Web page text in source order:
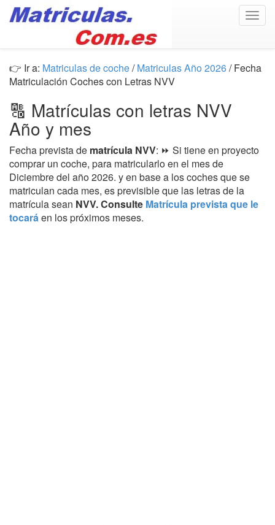
👉 Ir a: Matriculas de coche/Matriculas Año 2026/ Fecha
Matriculación Coches con Letras NVV
🔠 Matrículas con letras NVV
Año y mes
Fecha prevista de matrícula NVV: ⏩ Si tiene en proyecto
comprar un coche, para matricularlo en el mes de
Diciembre del año 2026. y en base a los coches que se
matriculan cada mes, es previsible que las letras de la
matrícula sean NVV. Consulte Matrícula prevista que le
tocaráen los próximos meses.